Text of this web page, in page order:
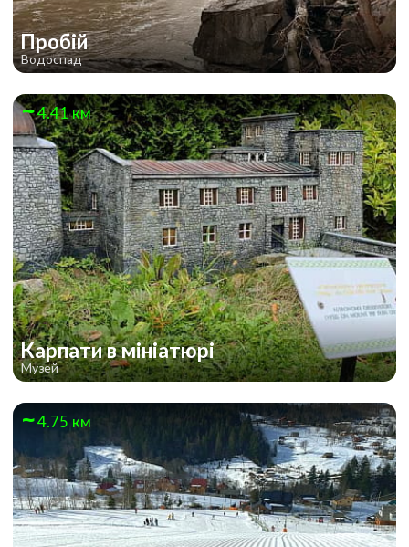
Пробій
Водоспад
4.41 км
Карпати в мініатюрі
Музей
4.75 км